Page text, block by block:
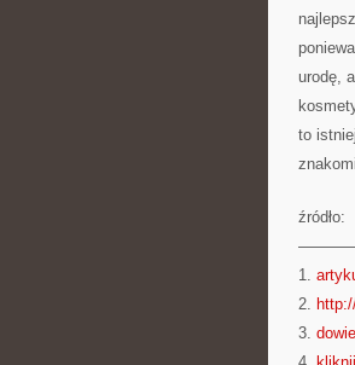
urodę,
to
źródło:
1.
2.
3.